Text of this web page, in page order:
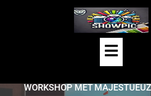
Open
Button
WORKSHOP MET